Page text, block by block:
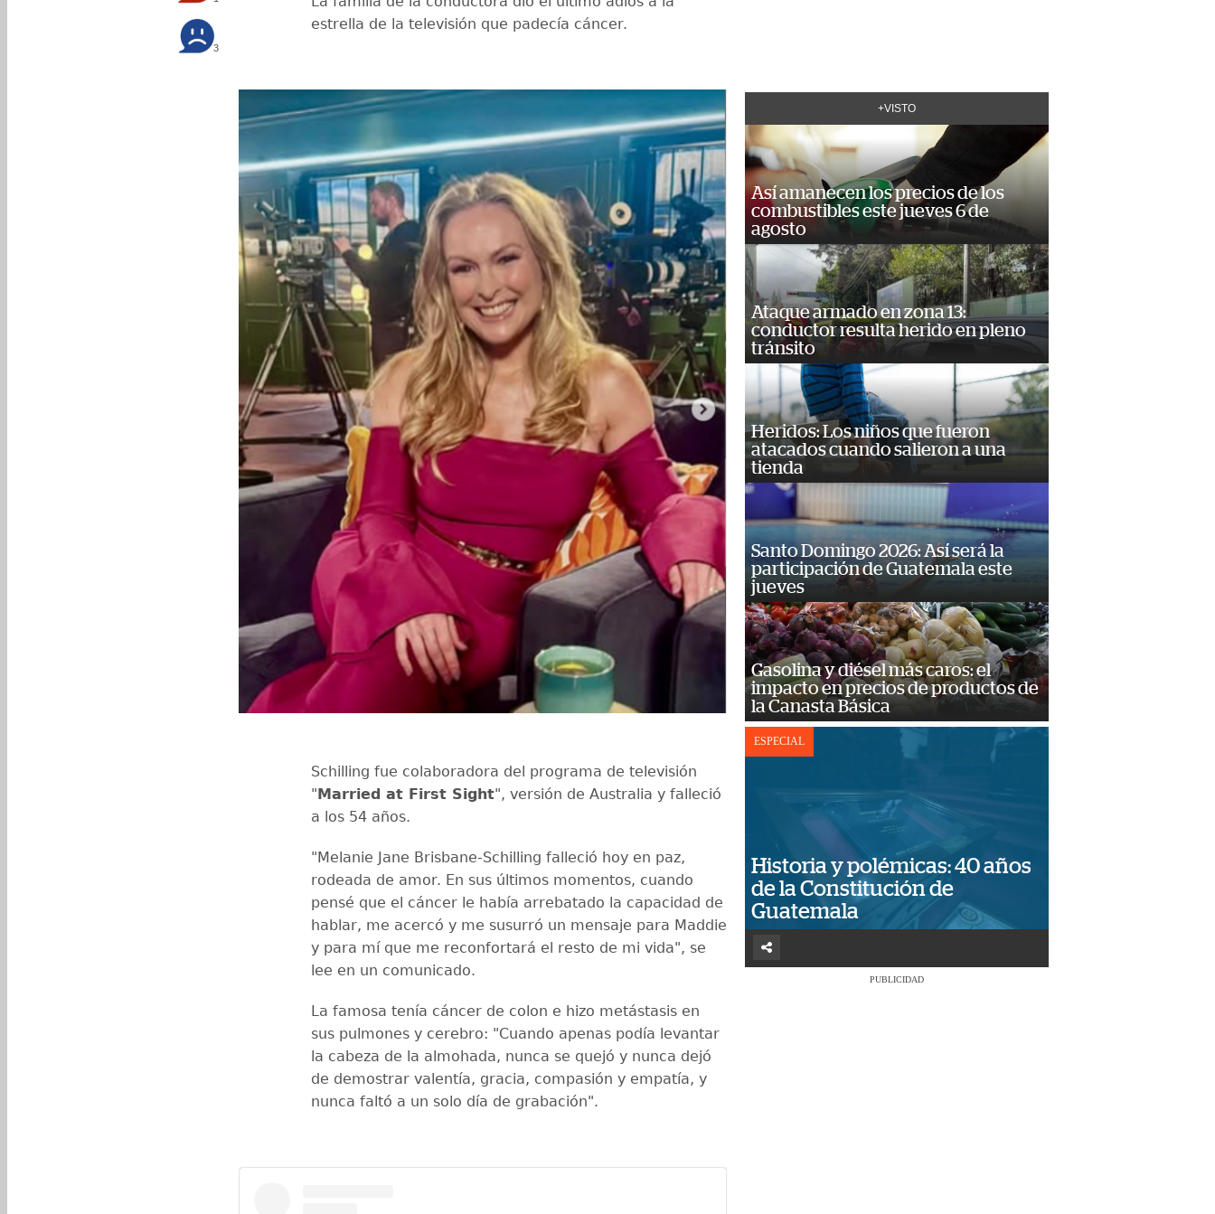
3
estrella de la televisión que padecía cáncer.
Schilling fue colaboradora del programa de televisión
"Married at First Sight", versión de Australia y falleció
a los 54 años.
"Melanie Jane Brisbane-Schilling falleció hoy en paz,
rodeada de amor. En sus últimos momentos, cuando
pensé que el cáncer le había arrebatado la capacidad de
hablar, me acercó y me susurró un mensaje para Maddie
y para mí que me reconfortará el resto de mi vida", se
lee en un comunicado.
La famosa tenía cáncer de colon e hizo metástasis en
sus pulmones y cerebro: "Cuando apenas podía levantar
la cabeza de la almohada, nunca se quejó y nunca dejó
de demostrar valentía, gracia, compasión y empatía, y
nunca faltó a un solo día de grabación".
+VISTO
Así amanecen los precios de los
combustibles este jueves 6 de
agosto
Ataque armado en zona 13:
conductor resulta herido en pleno
tránsito
Heridos: Los niños que fueron
atacados cuando salieron a una
tienda
Santo Domingo 2026: Así será la
participación de Guatemala este
jueves
Gasolina y diésel más caros: el
impacto en precios de productos de
la Canasta Básica
ESPECIAL
Historia y polémicas: 40 años
de la Constitución de
Guatemala
PUBLICIDAD